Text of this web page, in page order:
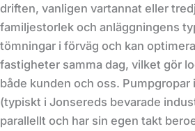
driften, vanligen vartannat eller
familjestorlek och anläggningens
tömningar i förväg och kan
fastigheter samma dag, vilket gör
både kunden och oss.
(typiskt i Jonsereds bevarade
parallellt och har sin egen takt